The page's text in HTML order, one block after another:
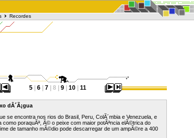
Recordes
5 6 7 | 8 | 9 10 11
dÂ´Ã¡gua
se encontra nos rios do Brasil, Peru, ColÃ´mbia e Venezuela, e
como poraquÃª, Ã© o peixe com maior potÃªncia elÃ©trica do
de tamanho mÃ©dio pode descarregar de um ampÃ©re a 400